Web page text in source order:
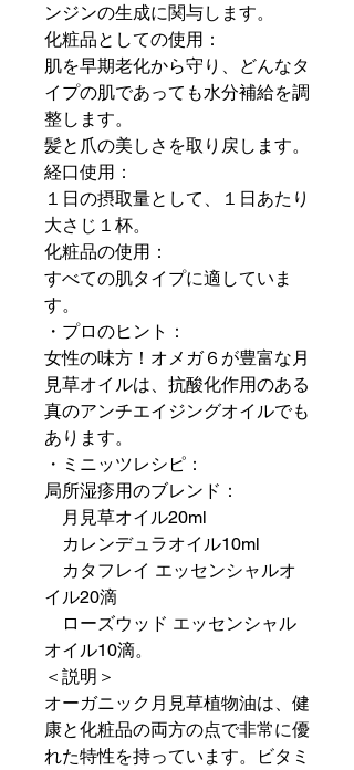
ンジンの生成に関与します。
化粧品としての使用：
肌を早期老化から守り、どんなタ
イプの肌であっても水分補給を調
整します。
髪と爪の美しさを取り戻します。
経口使用：
１日の摂取量として、１日あたり
大さじ１杯。
化粧品の使用：
すべての肌タイプに適していま
す。
・プロのヒント：
女性の味方！オメガ６が豊富な月
見草オイルは、抗酸化作用のある
真のアンチエイジングオイルでも
あります。
・ミニッツレシピ：
局所湿疹用のブレンド：
月見草オイル20ml
カレンデュラオイル10ml
カタフレイ エッセンシャルオ
イル20滴
ローズウッド エッセンシャル
オイル10滴。
＜説明＞
オーガニック月見草植物油は、健
康と化粧品の両方の点で非常に優
れた特性を持っています。ビタミ